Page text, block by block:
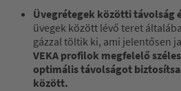
Üvegrétegek közötti távolság
üvegek között lévő teret
gázzal töltik ki, ami jelentősen
VEKA profilok megfelelő
optimális távolságot
között.